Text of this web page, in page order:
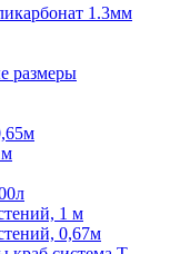
1.3мм
размеры
1 м
0,67м